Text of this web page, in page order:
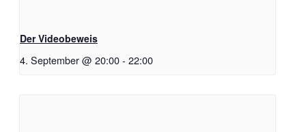
Der Videobeweis
4. September @ 20:00- 22:00